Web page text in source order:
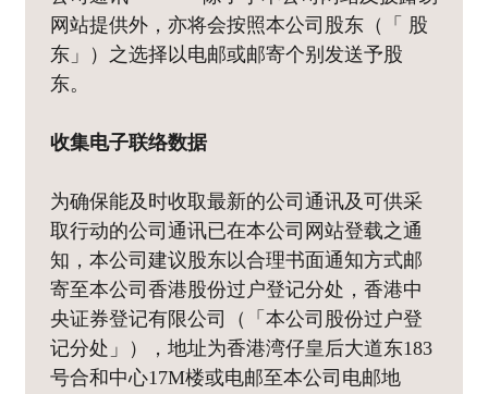
网站提供外，亦将会按照本公司股东（「 股
东」）之选择以电邮或邮寄个别发送予股
东。
收集电子联络数据
为确保能及时收取最新的公司通讯及可供采
取行动的公司通讯已在本公司网站登载之通
知，本公司建议股东以合理书面通知方式邮
寄至本公司香港股份过户登记分处，香港中
央证券登记有限公司（「本公司股份过户登
记分处」），地址为香港湾仔皇后大道东183
号合和中心17M楼或电邮至本公司电邮地